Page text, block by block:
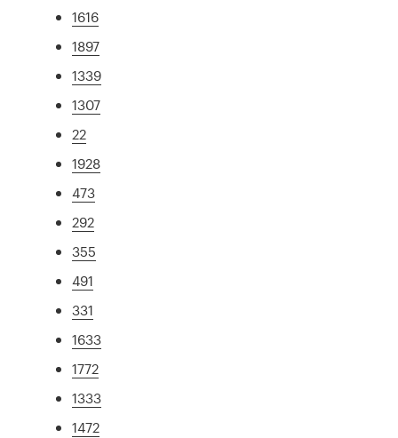
1616
1897
1339
1307
22
1928
473
292
355
491
331
1633
1772
1333
1472